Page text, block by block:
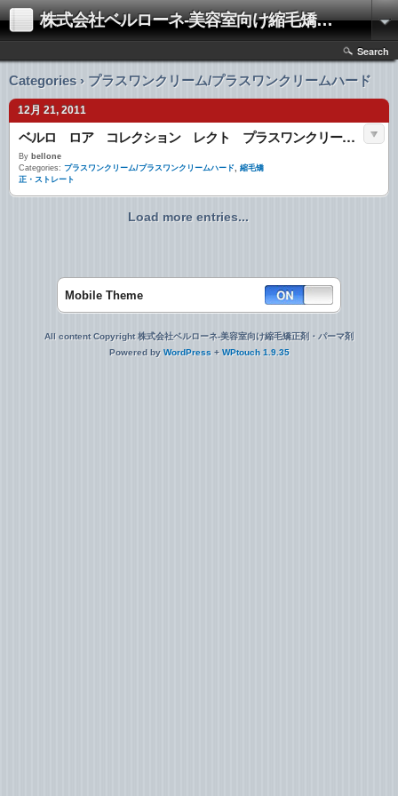
株式会社ベルローネ-美容室向け縮毛矯正剤・パーマ剤
Search
Categories › プラスワンクリーム/プラスワンクリームハード
12月 21, 2011
ベルロ ロア コレクション レクト プラスワンクリーム・プラスワンクリームハード
By bellone
Categories: プラスワンクリーム/プラスワンクリームハード, 縮毛矯
正・ストレート
Load more entries...
Mobile Theme
All content Copyright 株式会社ベルローネ-美容室向け縮毛矯正剤・パーマ剤
Powered by WordPress + WPtouch 1.9.35